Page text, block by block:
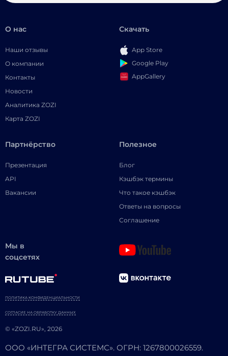
О нас
Наши отзывы
О компании
Контакты
Новости
Аналитика ZOZI
Карта ZOZI
Скачать
App Store
Google Play
AppGallery
Партнёрство
Презентация
API
Вакансии
Полезное
Блог
Кэшбэк термины
Что такое кэшбэк
Ответы на вопросы
Соглашение
Мы в
соцсетях
© «ZOZI.RU», 2026
ПОЛИТИКА КОНФИДЕНЦИАЛЬНОСТИ
СОГЛАСИЕ НА ОБРАБОТКУ ДАННЫХ
ООО «ИНТЕГРА СИСТЕМС». ОГРН: 1267800026559.